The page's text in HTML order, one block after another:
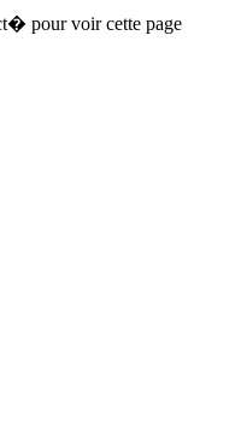
pour voir cette page